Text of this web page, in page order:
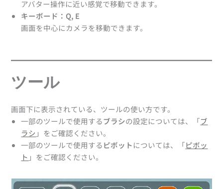
アバター操作に近い感覚で移動できます。
キーボード：Q, E
画面を中心にカメラを移動できます。
ツール
画面下に表示されている、ツールの使い方です。
一部のツールで使用するブラシの設定については、「ブ
ラシ 」をご確認ください。
一部のツールで使用するピボットについては、「ピボッ
ト 」をご確認ください。